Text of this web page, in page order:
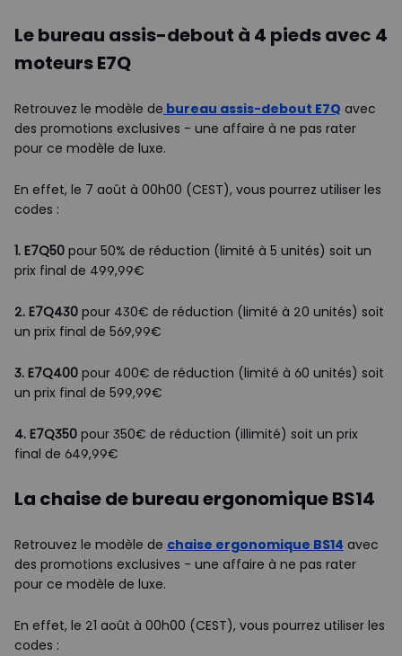
Le bureau assis-debout à 4 pieds avec 4
moteurs E7Q
Retrouvez le modèle de bureau assis-debout E7Q avec
des promotions exclusives - une affaire à ne pas rater
pour ce modèle de luxe.
En effet, le 7 août à 00h00 (CEST), vous pourrez utiliser les
codes :
1. E7Q50 pour 50% de réduction (limité à 5 unités) soit un
prix final de 499,99€
2. E7Q430 pour 430€ de réduction (limité à 20 unités) soit
un prix final de 569,99€
3. E7Q400 pour 400€ de réduction (limité à 60 unités) soit
un prix final de 599,99€
4. E7Q350 pour 350€ de réduction (illimité) soit un prix
final de 649,99€
La chaise de bureau ergonomique BS14
Retrouvez le modèle de chaise ergonomique BS14 avec
des promotions exclusives - une affaire à ne pas rater
pour ce modèle de luxe.
En effet, le 21 août à 00h00 (CEST), vous pourrez utiliser les
codes :